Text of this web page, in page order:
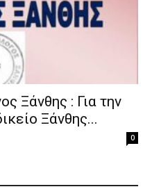
Ξάνθης : Για την
Ξάνθης...
0